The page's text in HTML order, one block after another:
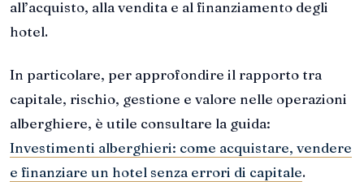
all’acquisto, alla vendita e al finanziamento degli
hotel.
In particolare, per approfondire il rapporto tra
capitale, rischio, gestione e valore nelle operazioni
alberghiere, è utile consultare la guida:
Investimenti alberghieri: come acquistare, vendere
e finanziare un hotel senza errori di capitale.